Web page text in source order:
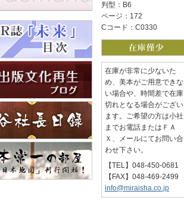
判型：B6
ページ：172
Cコード：C0330
在庫が非常に少ないた
め、美本がご用意できな
い場合や、時間差で在庫
切れとなる場合がござい
ます。ご希望の方は小社
までお電話またはＦＡ
Ｘ、メールにてお問い合
わせ下さい。
【TEL】048-450-0681
【FAX】048-469-2499
info@miraisha.co.jp